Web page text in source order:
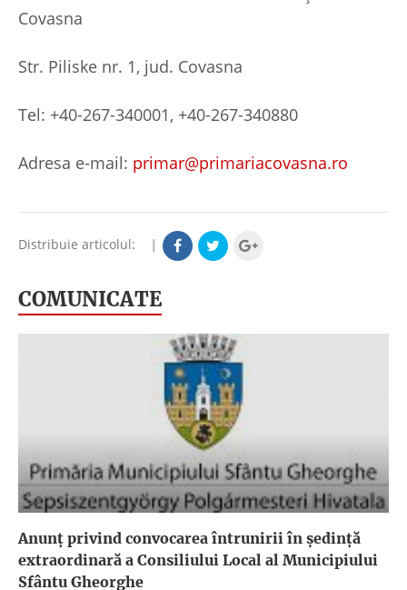
Covasna
Str. Piliske nr. 1, jud. Covasna
Tel: +40-267-340001, +40-267-340880
Adresa e-mail: primar@primariacovasna.ro
Distribuie articolul: |
COMUNICATE
Anunţ privind convocarea întrunirii în şedinţă
extraordinară a Consiliului Local al Municipiului
Sfântu Gheorghe